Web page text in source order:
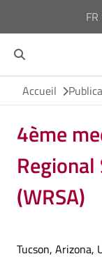
FR
Accueil
4ème
(WRSA)
Tucson, Arizona,